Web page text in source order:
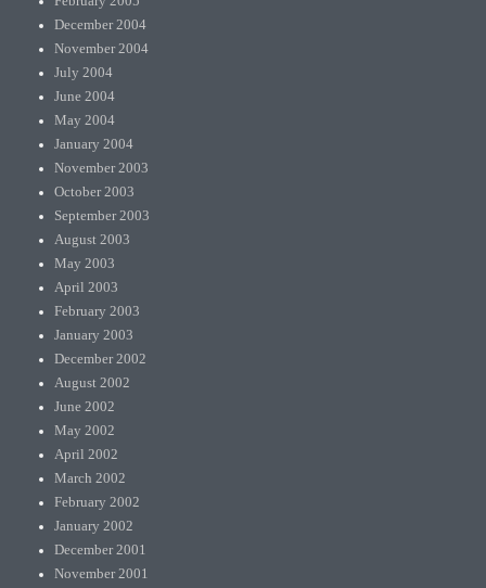
December 2004
November 2004
July 2004
June 2004
May 2004
January 2004
November 2003
October 2003
September 2003
August 2003
May 2003
April 2003
February 2003
January 2003
December 2002
August 2002
June 2002
May 2002
April 2002
March 2002
February 2002
January 2002
December 2001
November 2001